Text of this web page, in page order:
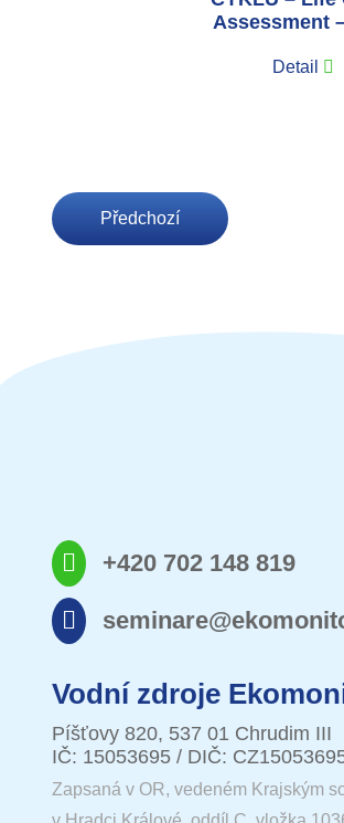
Assessment
Detail
Předchozí
+420 702 148 819
Vodní zdroje
Píšťovy 820, 537 01 Chrudim III
IČ: 15053695 / DIČ:
Zapsaná v OR, vedeném Krajským